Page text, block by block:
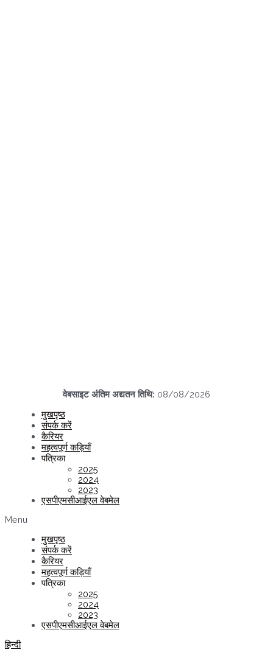
वेबसाइट अंतिम अद्यतन तिथि: 08/08/2026
मुखपृष्ठ
संपर्क करें
कैरियर
महत्वपूर्ण कड़ियाँ
पत्रिका
2025
2024
2023
एसपीएमसीआईएल वेबमेल
Menu
मुखपृष्ठ
संपर्क करें
कैरियर
महत्वपूर्ण कड़ियाँ
पत्रिका
2025
2024
2023
एसपीएमसीआईएल वेबमेल
हिन्दी